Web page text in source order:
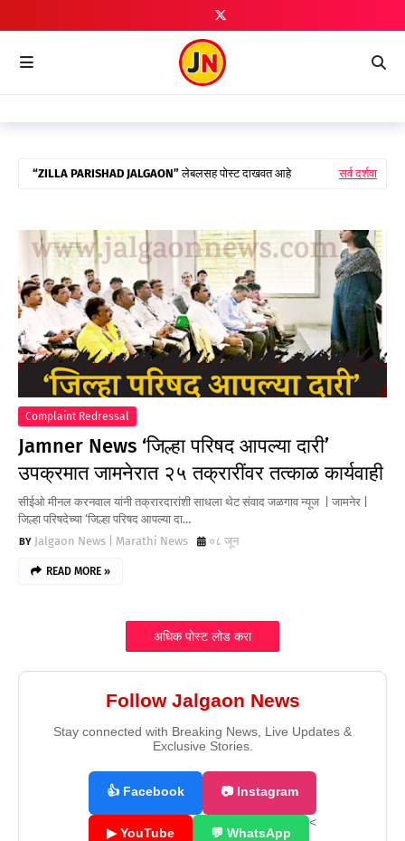
ZILLA PARISHAD JALGAON लेबलसह पोस्ट दाखवत आहे सर्व दर्शवा
Complaint Redressal
Jamner News ‘जिल्हा परिषद आपल्या दारी’
उपक्रमात जामनेरात २५ तक्रारींवर तत्काळ कार्यवाही
सीईओ मीनल करनवाल यांनी तक्रारदारांशी साधला थेट संवाद जळगाव न्यूज | जामनेर |
जिल्हा परिषदेच्या ‘जिल्हा परिषद आपल्या दा…
Jalgaon News | Marathi News
०८ जून
READ MORE »
अधिक पोस्ट लोड करा
Follow Jalgaon News
Stay connected with Breaking News, Live Updates &
Exclusive Stories.
👍 Facebook 📷 Instagram
▶ YouTube 💬 WhatsApp
<